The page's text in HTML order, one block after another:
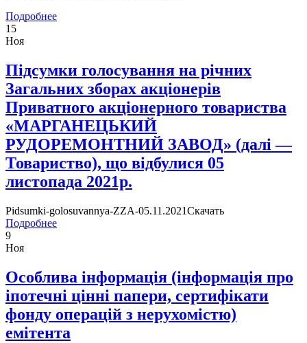
Подробнее
15
Ноя
Підсумки голосування на річних
Загальних зборах акціонерів
Приватного акціонерного товариства
«МАРГАНЕЦЬКИЙ
РУДОРЕМОНТНИЙ ЗАВОД» (далі —
Товариство), що відбулися 05
листопада 2021р.
Pidsumki-golosuvannya-ZZA-05.11.2021Скачать
Подробнее
9
Ноя
Особлива інформація (інформація про
іпотечні цінні папери, сертифікати
фонду операцій з нерухомістю)
емітента